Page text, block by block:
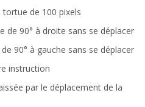
tortue de 100 pixels
de 90° à droite sans se déplacer
90° à gauche sans se déplacer
instruction
par le déplacement de la